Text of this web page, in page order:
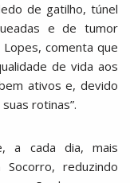
de gatilho, túnel
e de tumor
comenta que
de vida aos
ativos e, devido
rotinas”.
a cada dia, mais
reduzindo